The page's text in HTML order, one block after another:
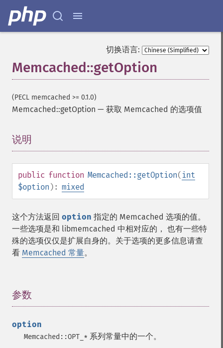
切换语言:
Memcached::getOption
(PECL memcached >= 0.1.0)
Memcached::getOption — 获取 Memcached 的选项值
说明
public function Memcached::getOption( int
$option ): mixed
这个方法返回 option 指定的 Memcached 选项的值。
一些选项是和 libmemcached 中相对应的， 也有一些特
殊的选项仅仅是扩展自身的。关于选项的更多信息请查
看 Memcached 常量。
参数
option
Memcached::OPT_* 系列常量中的一个。